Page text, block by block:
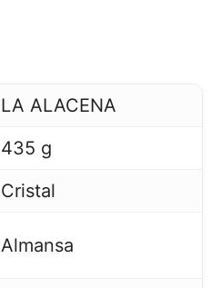
LA ALACENA
435 g
Cristal
Almansa